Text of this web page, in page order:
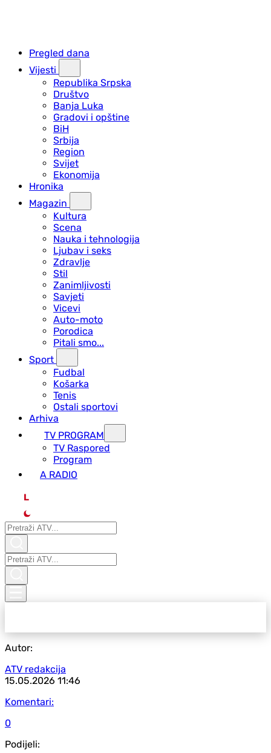
Pregled dana
Vijesti
Republika Srpska
Društvo
Banja Luka
Gradovi i opštine
BiH
Srbija
Region
Svijet
Ekonomija
Hronika
Magazin
Kultura
Scena
Nauka i tehnologija
Ljubav i seks
Zdravlje
Stil
Zanimljivosti
Savjeti
Vicevi
Auto-moto
Porodica
Pitali smo...
Sport
Fudbal
Košarka
Tenis
Ostali sportovi
Arhiva
TV PROGRAM
ТV Raspored
Program
A RADIO
L
Autor:
ATV redakcija
15.05.2026 11:46
Komentari:
0
Podijeli: